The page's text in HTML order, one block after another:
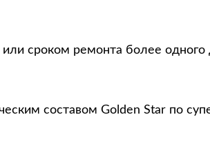
сроком ремонта более
составом Golden Star по